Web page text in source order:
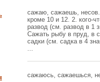
сажаю, сажаешь,
кроме 10 и 12. 2. кого-
развод (см. развод в 1
Сажать рыбу в пруд, в
садки (см. садка в 4
...
сажаюсь, сажаешься,